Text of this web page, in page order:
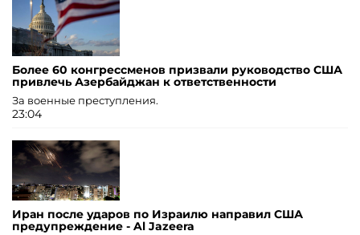
Более 60 конгрессменов призвали руководство США
привлечь Азербайджан к ответственности
За военные преступления.
23:04
Иран после ударов по Израилю направил США
предупреждение - Al Jazeera